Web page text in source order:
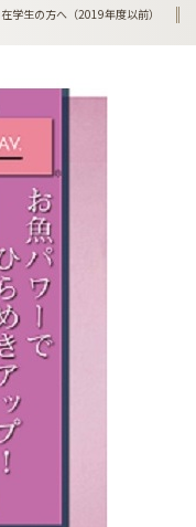
在学生の方へ（2019年度以前）